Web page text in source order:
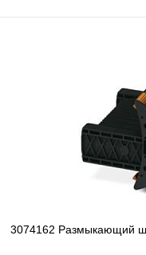
3074162 Размыкающий